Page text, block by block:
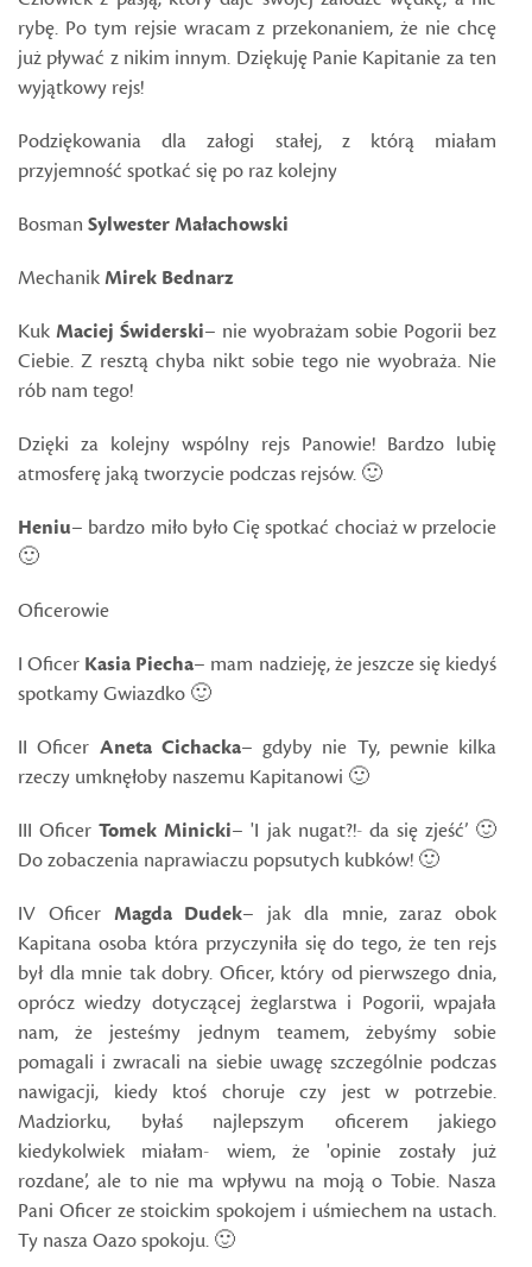
rybę. Po tym rejsie wracam z przekonaniem, że nie chcę
już pływać z nikim innym. Dziękuję Panie Kapitanie za ten
wyjątkowy rejs!
Podziękowania dla załogi stałej, z którą miałam
przyjemność spotkać się po raz kolejny
Bosman Sylwester Małachowski
MechanikMirek Bednarz
Kuk Maciej Świderski– nie wyobrażam sobie Pogorii bez
Ciebie. Z resztą chyba nikt sobie tego nie wyobraża. Nie
rób nam tego!
Dzięki za kolejny wspólny rejs Panowie! Bardzo lubię
atmosferę jaką tworzycie podczas rejsów. 🙂
Heniu– bardzo miło było Cię spotkać chociaż w przelocie
🙂
Oficerowie
I Oficer Kasia Piecha– mam nadzieję, że jeszcze się kiedyś
spotkamy Gwiazdko 🙂
II Oficer Aneta Cichacka– gdyby nie Ty, pewnie kilka
rzeczy umknęłoby naszemu Kapitanowi 🙂
III Oficer Tomek Minicki– 'I jak nugat?!- da się zjeść’ 🙂
Do zobaczenia naprawiaczu popsutych kubków! 🙂
IV Oficer Magda Dudek– jak dla mnie, zaraz obok
Kapitana osoba która przyczyniła się do tego, że ten rejs
był dla mnie tak dobry. Oficer, który od pierwszego dnia,
oprócz wiedzy dotyczącej żeglarstwa i Pogorii, wpajała
nam, że jesteśmy jednym teamem, żebyśmy sobie
pomagali i zwracali na siebie uwagę szczególnie podczas
nawigacji, kiedy ktoś choruje czy jest w potrzebie.
Madziorku, byłaś najlepszym oficerem jakiego
kiedykolwiek miałam- wiem, że 'opinie zostały już
rozdane’, ale to nie ma wpływu na moją o Tobie. Nasza
Pani Oficer ze stoickim spokojem i uśmiechem na ustach.
Ty nasza Oazo spokoju. 🙂